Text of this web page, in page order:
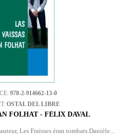
978-2-914662-13-0
OSTAL DEL LIBRE
FOLHAT - FÉLIX DAVAL
Les Fraisses èran tombats.Danièle...